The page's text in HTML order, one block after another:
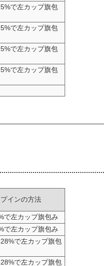
で左カップ旗包
で左カップ旗包
で左カップ旗包
で左カップ旗包
インの方法
で左カップ旗包み
で左カップ旗包み
で左カップ旗包
で左カップ旗包